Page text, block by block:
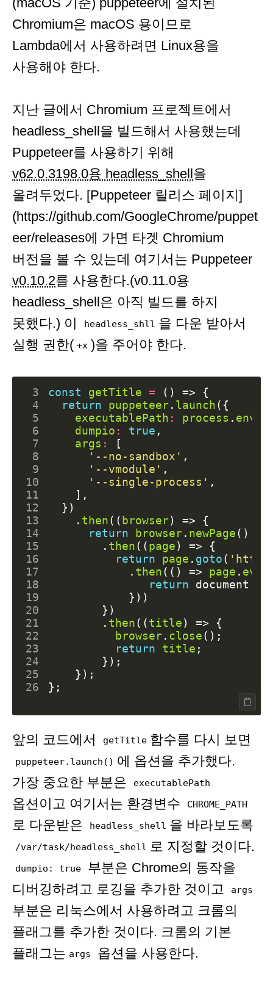
Chromium은 macOS 용이므로
Lambda에서 사용하려면 Linux용을
사용해야 한다.
지난 글에서 Chromium 프로젝트에서
headless_shell을 빌드해서 사용했는데
Puppeteer를 사용하기 위해
v62.0.3198.0용 headless_shell을
올려두었다. [Puppeteer 릴리스 페이지]
(https://github.com/GoogleChrome/puppet
eer/releases에 가면 타겟 Chromium
버전을 볼 수 있는데 여기서는 Puppeteer
v0.10.2를 사용한다.(v0.11.0용
headless_shell은 아직 빌드를 하지
못했다.) 이
headless_shll 을 다운 받아서
실행 권한( +x )을 주어야 한다.
3 const getTitle = () =>
{
4
return puppeteer. launch({
5
executablePath : process . env
6
dumpio : true ,
7
args :
[
8
'--no-sandbox' ,
9
'--vmodule' ,
10
'--single-process' ,
11
],
12
})
13
. then(( browser) =>
{
14
return browser. newPage()
15
. then((page) =>
{
16
return page . goto(
17
. then(() => page .
18
return document
19
}))
20
})
21
. then((title) =>
{
22
browser. close();
23
return title ;
24
});
25
});
26
};
앞의 코드에서 getTitle 함수를 다시 보면
puppeteer.launch() 에 옵션을 추가했다.
가장 중요한 부분은
executablePath
옵션이고 여기서는 환경변수 CHROME_PATH
로 다운받은 headless_shell 을 바라보도록
/var/task/headless_shell 로 지정할 것이다.
dumpio: true
부분은 Chrome의 동작을
디버깅하려고 로깅을 추가한 것이고
args
부분은 리눅스에서 사용하려고 크롬의
플래그를 추가한 것이다. 크롬의 기본
플래그는 args 옵션을 사용한다.